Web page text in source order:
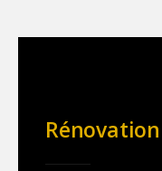
Rénovation